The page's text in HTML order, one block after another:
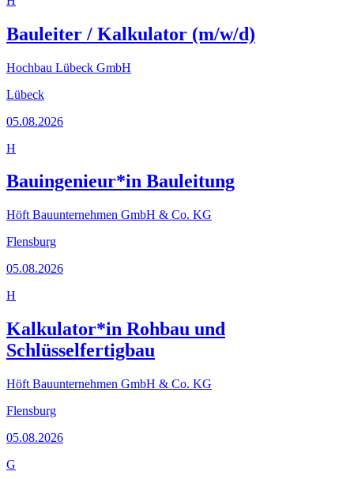
Bauleiter / Kalkulator (m/w/d)
Hochbau Lübeck GmbH
Lübeck
05.08.2026
H
Bauingenieur*in Bauleitung
Höft Bauunternehmen GmbH & Co. KG
Flensburg
05.08.2026
H
Kalkulator*in Rohbau und
Schlüsselfertigbau
Höft Bauunternehmen GmbH & Co. KG
Flensburg
05.08.2026
G